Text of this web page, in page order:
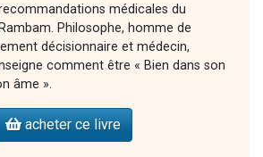
médicales du
Philosophe, homme de
décisionnaire et médecin,
comment être « Bien dans son
âme ».
acheter ce livre